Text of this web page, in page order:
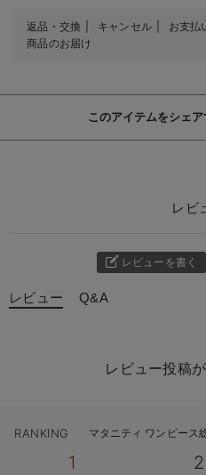
返品・交換 キャンセル お支払
商品のお届け
このアイテムをシェア
レビ
レビューを書く
レビュー Q&A
レビュー投稿
RANKING マタニティ ワンピース
1 2